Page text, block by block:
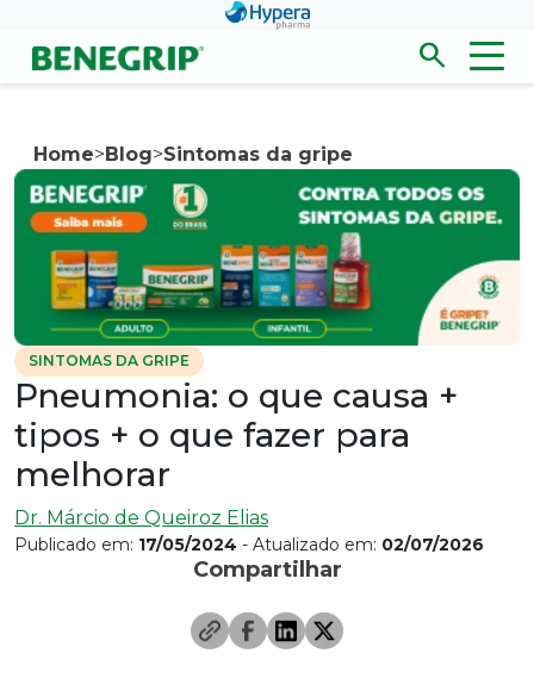
Pular para conteúdo principal
search
Abrir/
Home>Blog>Sintomas da gripe
SINTOMAS DA GRIPE
Pneumonia: o que causa +
tipos + o que fazer para
melhorar
Dr. Márcio de Queiroz Elias
Publicado em: 17/05/2024 - Atualizado em: 02/07/2026
Compartilhar